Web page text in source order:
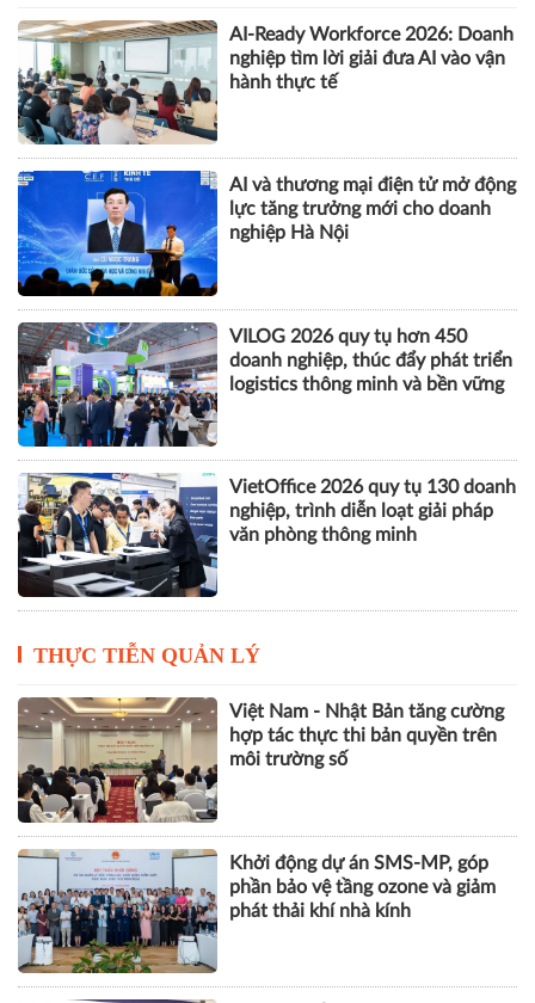
AI-Ready Workforce 2026: Doanh
nghiệp tìm lời giải đưa AI vào vận
hành thực tế
AI và thương mại điện tử mở động
lực tăng trưởng mới cho doanh
nghiệp Hà Nội
VILOG 2026 quy tụ hơn 450
doanh nghiệp, thúc đẩy phát triển
logistics thông minh và bền vững
VietOffice 2026 quy tụ 130 doanh
nghiệp, trình diễn loạt giải pháp
văn phòng thông minh
THỰC TIỄN QUẢN LÝ
Việt Nam - Nhật Bản tăng cường
hợp tác thực thi bản quyền trên
môi trường số
Khởi động dự án SMS-MP, góp
phần bảo vệ tầng ozone và giảm
phát thải khí nhà kính